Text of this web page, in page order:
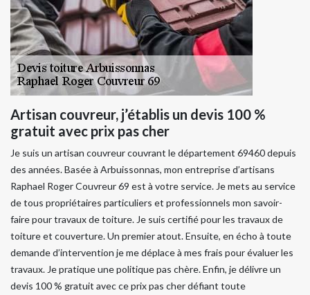
Artisan couvreur, j’établis un devis 100 %
gratuit avec prix pas cher
Je suis un artisan couvreur couvrant le département 69460 depuis
des années. Basée à Arbuissonnas, mon entreprise d’artisans
Raphael Roger Couvreur 69 est à votre service. Je mets au service
de tous propriétaires particuliers et professionnels mon savoir-
faire pour travaux de toiture. Je suis certifié pour les travaux de
toiture et couverture. Un premier atout. Ensuite, en écho à toute
demande d’intervention je me déplace à mes frais pour évaluer les
travaux. Je pratique une politique pas chère. Enfin, je délivre un
devis 100 % gratuit avec ce prix pas cher défiant toute